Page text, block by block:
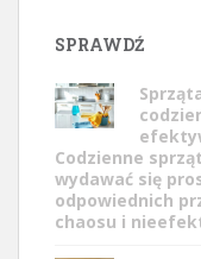
SPRAWDŹ
Codzienne
wydawać się
odpowiednich
chaosu i